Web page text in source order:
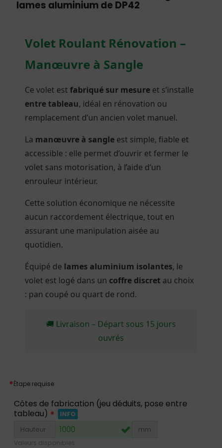
lames aluminium de DP42
Volet Roulant Rénovation –
Manœuvre à Sangle
Ce volet est fabriqué sur mesureet s’installe
entre tableau, idéal en rénovation ou
remplacement d’un ancien volet manuel.
La manœuvre à sangleest simple, fiable et
accessible : elle permet d’ouvrir et fermer le
volet sans motorisation, à l’aide d’un
enrouleur intérieur.
Cette solution économique ne nécessite
aucun raccordement électrique, tout en
assurant une manipulation aisée au
quotidien.
Équipé de lames aluminium isolantes, le
volet est logé dans un coffre discretau choix
: pan coupé ou quart de rond.
🚚 Livraison – Départ sous 15 jours
ouvrés
*Étape requise
Côtes de fabrication (jeu déduits, pose entre
tableau) * INFO
Hauteur : mm
Valeurs disponibles :